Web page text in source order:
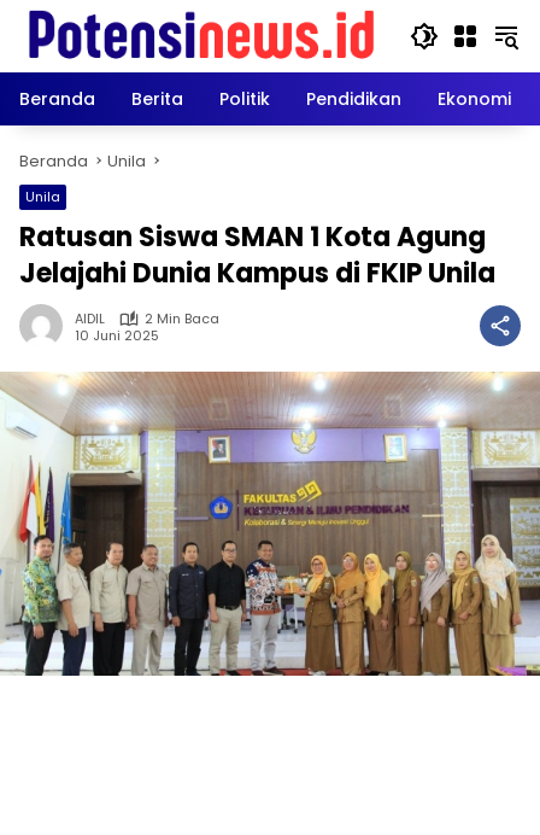
Langsung
konten
Beranda
Berita Politik Pendidikan Ekonomi
Beranda Unila
Unila
Ratusan Siswa SMAN 1 Kota Agung
Jelajahi Dunia Kampus di FKIP Unila
AIDIL
2 Min Baca
10 Juni 2025